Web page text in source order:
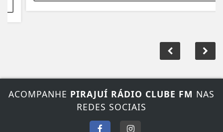
ACOMPANHEPIRAJUÍ RÁDIO CLUBE FMNAS
REDES SOCIAIS